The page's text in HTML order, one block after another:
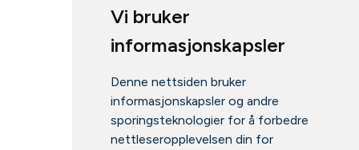
Vi bruker
informasjonskapsler
Denne nettsiden bruker
informasjonskapsler og andre
sporingsteknologier for å forbedre
nettleseropplevelsen din for